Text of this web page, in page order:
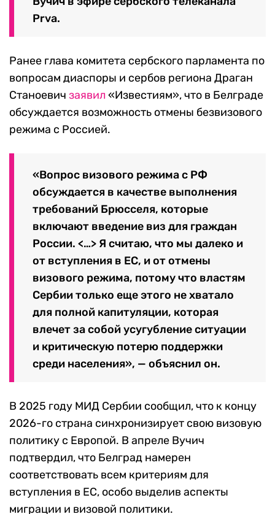
Prva.
Ранее глава комитета сербского парламента по
вопросам диаспоры и сербов региона Драган
Станоевич заявил «Известиям», что в Белграде
обсуждается возможность отмены безвизового
режима с Россией.
«Вопрос визового режима с РФ
обсуждается в качестве выполнения
требований Брюсселя, которые
включают введение виз для граждан
России. <…> Я считаю, что мы далеко и
от вступления в ЕС, и от отмены
визового режима, потому что властям
Сербии только еще этого не хватало
для полной капитуляции, которая
влечет за собой усугубление ситуации
и критическую потерю поддержки
среди населения», — объяснил он.
В 2025 году МИД Сербии сообщил, что к концу
2026-го страна синхронизирует свою визовую
политику с Европой. В апреле Вучич
подтвердил, что Белград намерен
соответствовать всем критериям для
вступления в ЕС, особо выделив аспекты
миграции и визовой политики.